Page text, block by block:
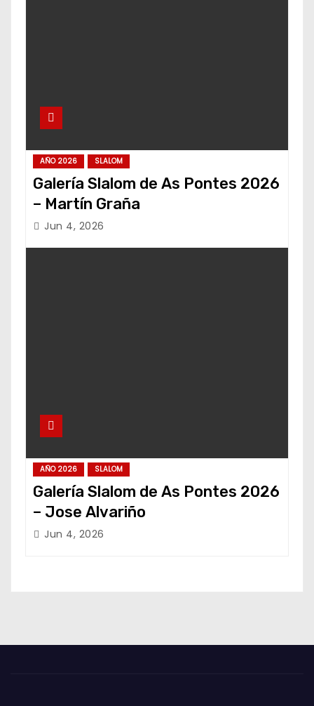
AÑO 2026 SLALOM
Galería Slalom de As Pontes 2026
– Martín Graña
Jun 4, 2026
AÑO 2026 SLALOM
Galería Slalom de As Pontes 2026
– Jose Alvariño
Jun 4, 2026